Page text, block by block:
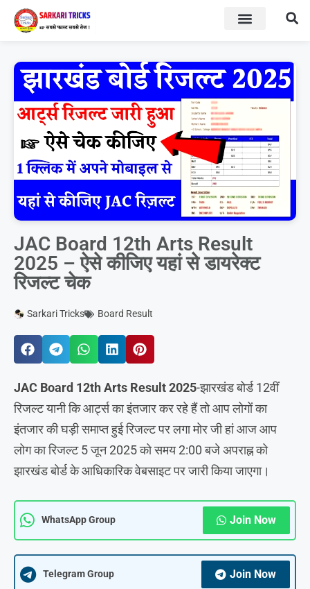
JAC Board 12th Arts Result
2025 – ऐसे कीजिए यहां से डायरेक्ट
रिजल्ट चेक
Sarkari Tricks Board Result
JAC Board 12th Arts Result 2025-झारखंड बोर्ड 12वीं
रिजल्ट यानी कि आर्ट्स का इंतजार कर रहे हैं तो आप लोगों का
इंतजार की घड़ी समाप्त हुई रिजल्ट पर लगा मोर जी हां आज आप
लोग का रिजल्ट 5 जून 2025 को समय 2:00 बजे अपराह्न को
झारखंड बोर्ड के आधिकारिक वेबसाइट पर जारी किया जाएगा।
WhatsApp Group Join Now
Telegram Group Join Now